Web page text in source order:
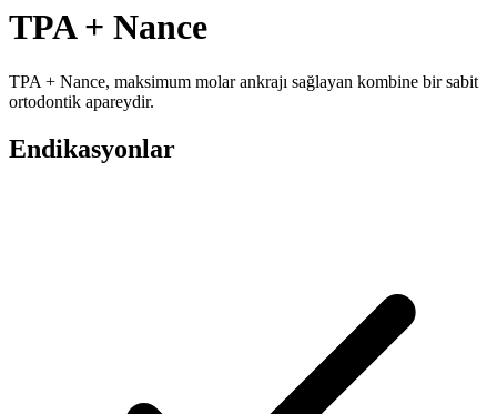
TPA + Nance
TPA + Nance, maksimum molar ankrajı sağlayan kombine bir sabit
ortodontik apareydir.
Endikasyonlar